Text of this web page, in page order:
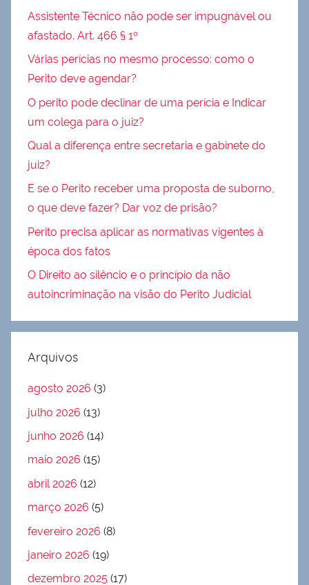
Assistente Técnico não pode ser impugnável ou
afastado. Art. 466 § 1º
Várias perícias no mesmo processo: como o
Perito deve agendar?
O perito pode declinar de uma perícia e Indicar
um colega para o juiz?
Qual a diferença entre secretaria e gabinete do
juiz?
E se o Perito receber uma proposta de suborno,
o que deve fazer? Dar voz de prisão?
Perito precisa aplicar as normativas vigentes à
época dos fatos
O Direito ao silêncio e o princípio da não
autoincriminação na visão do Perito Judicial
Arquivos
agosto 2026 (3)
julho 2026 (13)
junho 2026 (14)
maio 2026 (15)
abril 2026 (12)
março 2026 (5)
fevereiro 2026 (8)
janeiro 2026 (19)
dezembro 2025 (17)